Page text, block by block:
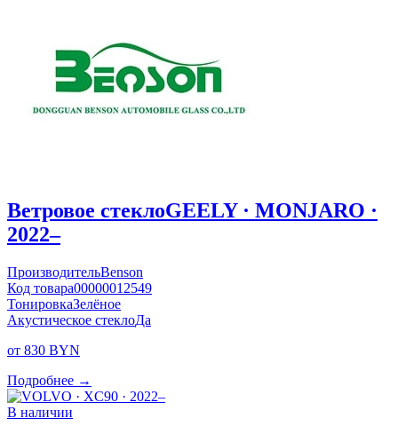
Ветровое стеклоGEELY · MONJARO ·
2022–
ПроизводительBenson
Код товара00000012549
ТонировкаЗелёное
Акустическое стеклоДа
от 830 BYN
Подробнее →
В наличии